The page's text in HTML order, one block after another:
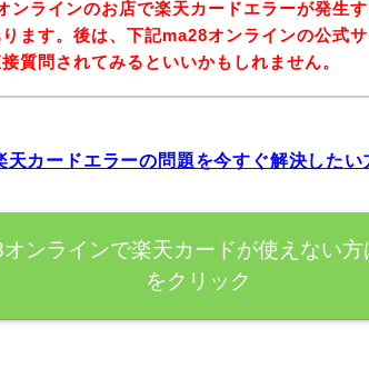
ンラインのお店で楽天カードエラーが発生
ます。後は、下記ma28オンラインの公式サ
質問されてみるといいかもしれません。
カードエラーの問題を今すぐ解決したい
ンラインで楽天カードが使えない方
をクリック